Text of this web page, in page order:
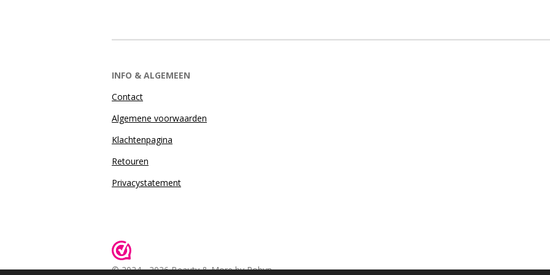
INFO & ALGEMEEN
Contact
Algemene voorwaarden
Klachtenpagina
Retouren
Privacystatement
© 2024 - 2026 Beauty & More by Robyn